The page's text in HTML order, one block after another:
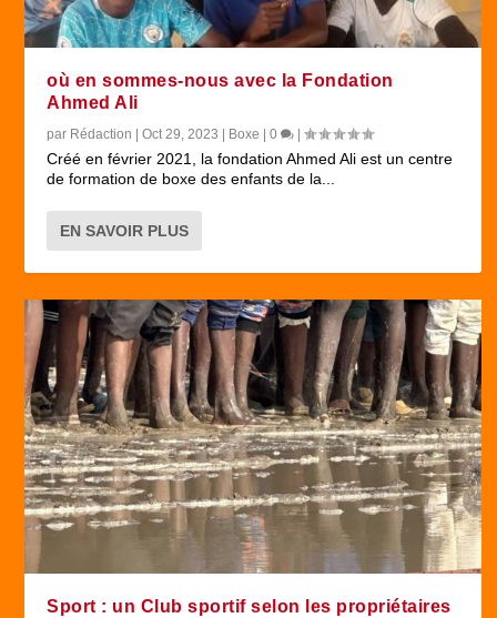
où en sommes-nous avec la Fondation
Ahmed Ali
par Rédaction |Oct 29, 2023 Boxe |0 |
Créé en février 2021, la fondation Ahmed Ali est un centre
de formation de boxe des enfants de la...
EN SAVOIR PLUS
Sport : un Club sportif selon les propriétaires